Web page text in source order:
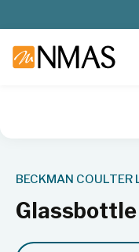
BECKMAN COULTER